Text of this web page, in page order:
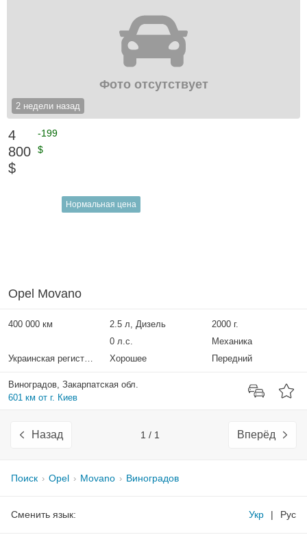
2 недели назад
Фото отсутствует
4
800
$
-199
$
Нормальная цена
Opel Movano
400 000 км 2.5 л, Дизель
2000 г.
0 л.с.
Механика
Украинская регистрация
Хорошее Передний
Виноградов, Закарпатская обл.
601 км от г. Киев
Назад 1 / 1 Вперёд
Поиск Opel Movano Виноградов
Сменить язык: Укр | Рус